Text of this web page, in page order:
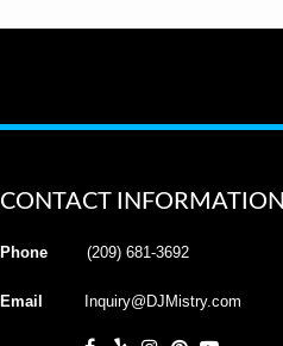
CONTACT INFORMATION
Phone (209) 681-3692
Email Inquiry@DJMistry.com